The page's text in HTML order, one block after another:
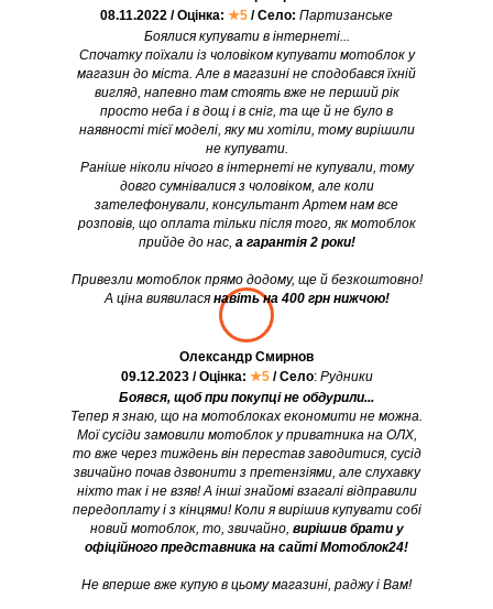
Боявся, щоб при покупці не обдурили...
Тепер я знаю, що на мотоблоках економити не можна.
Мої сусіди замовили мотоблок у приватника на ОЛХ,
то вже через тиждень він перестав заводитися, сусід
звичайно почав дзвонити з претензіями, але слухавку
ніхто так і не взяв! А інші знайомі взагалі відправили
передоплату і з кінцями! Коли я вирішив купувати собі
новий мотоблок, то, звичайно, вирішив брати у
офіційного представника на сайті Мотоблок24!
Не вперше вже купую в цьому магазині, раджу і Вам!
Олександр Смирнов
09.12.2023 / Оцінка: ★5 / Село: Рудники
Боялися купувати в інтернеті...
Спочатку поїхали із чоловіком купувати мотоблок у
магазин до міста. Але в магазині не сподобався їхній
вигляд, напевно там стоять вже не перший рік
просто неба і в дощ і в сніг, та ще й не було в
наявності тієї моделі, яку ми хотіли, тому вирішили
не купувати.
Раніше ніколи нічого в інтернеті не купували, тому
довго сумнівалися з чоловіком, але коли
зателефонували, консультант Артем нам все
розповів, що оплата тільки після того, як мотоблок
прийде до нас, а гарантія 2 роки!
Привезли мотоблок прямо додому, ще й безкоштовно!
А ціна виявилася навіть на 400 грн нижчою!
08.11.2022 / Оцінка: ★5 / Село: Партизанське